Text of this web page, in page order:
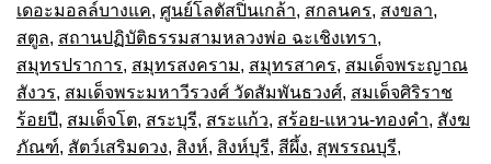
เดอะมอลล์บางแค, ศูนย์โลตัสปิ่นเกล้า, สกลนคร, สงขลา,
สตูล, สถานปฏิบัติธรรมสามหลวงพ่อ ฉะเชิงเทรา,
สมุทรปราการ, สมุทรสงคราม, สมุทรสาคร, สมเด็จพระญาณ
สังวร, สมเด็จพระมหาวีรวงศ์ วัดสัมพันธวงศ์, สมเด็จศิริราช
ร้อยปี, สมเด็จโต, สระบุรี, สระแก้ว, สร้อย-แหวน-ทองคำ, สังฆ
ภัณฑ์, สัตว์เสริมดวง, สิงห์, สิงห์บุรี, สีผึ้ง, สุพรรณบุรี,